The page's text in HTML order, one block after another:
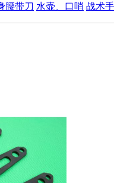
腰带刀 水壶、口哨 战术